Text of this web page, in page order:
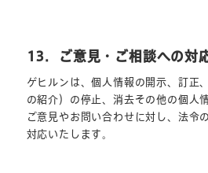
13．ご意見・ご相談への対
ゲヒルンは、個人情報の開示、訂正
の紹介）の停止、消去その他の個人
ご意見やお問い合わせに対し、法令
対応いたします。